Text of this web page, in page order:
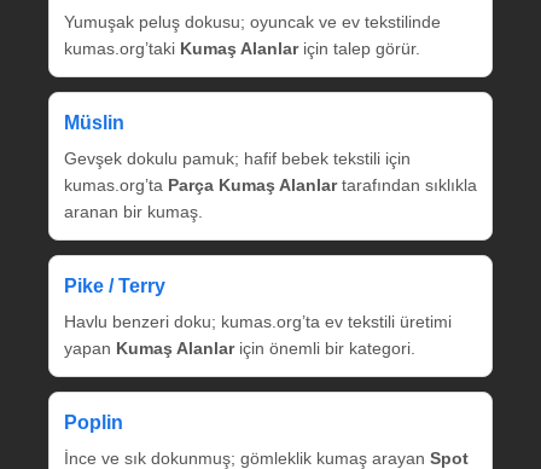
Yumuşak peluş dokusu; oyuncak ve ev tekstilinde
kumas.org’taki Kumaş Alanlariçin talep görür.
Müslin
Gevşek dokulu pamuk; hafif bebek tekstili için
kumas.org’ta Parça Kumaş Alanlartarafından sıklıkla
aranan bir kumaş.
Pike / Terry
Havlu benzeri doku; kumas.org’ta ev tekstili üretimi
yapan Kumaş Alanlariçin önemli bir kategori.
Poplin
İnce ve sık dokunmuş; gömleklik kumaş arayan Spot